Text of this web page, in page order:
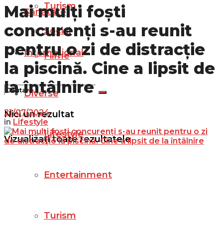
Turism
Social
Filme
Nici un rezultat
Vizualizați toate rezultatele
Sănătate
Internațional
Diverse
Lifestyle
Entertainment
Turism
Mai mulți foști
concurenți s-au reunit
pentru o zi de distracție
la piscină. Cine a lipsit de
la întâlnire
21/07/2024
in Lifestyle